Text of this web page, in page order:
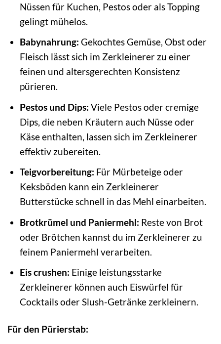
Nüssen für Kuchen, Pestos oder als Topping
gelingt mühelos.
Babynahrung: Gekochtes Gemüse, Obst oder
Fleisch lässt sich im Zerkleinerer zu einer
feinen und altersgerechten Konsistenz
pürieren.
Pestos und Dips: Viele Pestos oder cremige
Dips, die neben Kräutern auch Nüsse oder
Käse enthalten, lassen sich im Zerkleinerer
effektiv zubereiten.
Teigvorbereitung: Für Mürbeteige oder
Keksböden kann ein Zerkleinerer
Butterstücke schnell in das Mehl einarbeiten.
Brotkrümel und Paniermehl: Reste von Brot
oder Brötchen kannst du im Zerkleinerer zu
feinem Paniermehl verarbeiten.
Eis crushen: Einige leistungsstarke
Zerkleinerer können auch Eiswürfel für
Cocktails oder Slush-Getränke zerkleinern.
Für den Pürierstab: